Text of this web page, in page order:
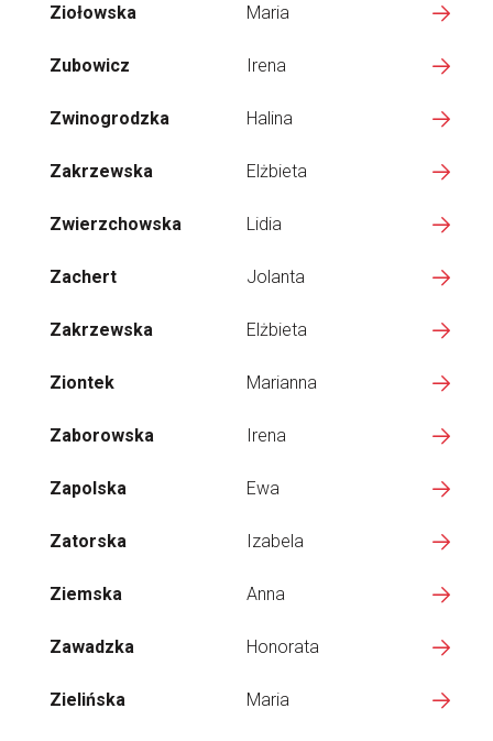
Ziołowska Maria
Zubowicz Irena
Zwinogrodzka Halina
Zakrzewska Elżbieta
Zwierzchowska Lidia
Zachert Jolanta
Zakrzewska Elżbieta
Ziontek Marianna
Zaborowska Irena
Zapolska Ewa
Zatorska Izabela
Ziemska Anna
Zawadzka Honorata
Zielińska Maria